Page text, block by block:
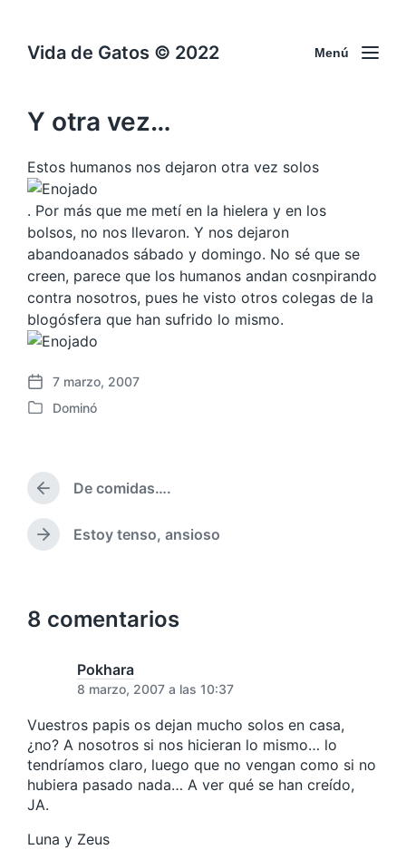
Vida de Gatos © 2022 Menú
Y otra vez…
Estos humanos nos dejaron otra vez solos
. Por más que me metí en la hielera y en los
bolsos, no nos llevaron. Y nos dejaron
abandoanados sábado y domingo. No sé que se
creen, parece que los humanos andan cosnpirando
contra nosotros, pues he visto otros colegas de la
blogósfera que han sufrido lo mismo.
F
e
p
u
b
l
c
7 marzo, 2007
P
i
a
d
Dominó
E
n
t
r
a
o
r
:
De comidas….
E
a
d
u
i
e
n
t
e
:
Estoy tenso, ansioso
8 comentarios
Pokhara
8 marzo, 2007 a las 10:37
Vuestros papis os dejan mucho solos en casa,
¿no? A nosotros si nos hicieran lo mismo… lo
tendríamos claro, luego que no vengan como si no
hubiera pasado nada… A ver qué se han creído,
JA.
Luna y Zeus